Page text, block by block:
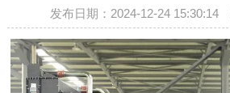
发布日期：2024-12-24